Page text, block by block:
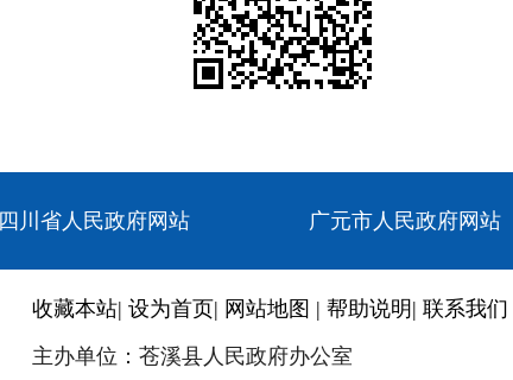
四川省人民政府网站 广元市人民政府网站
收藏本站| 设为首页| 网站地图 | 帮助说明 | 联系我们
主办单位：苍溪县人民政府办公室